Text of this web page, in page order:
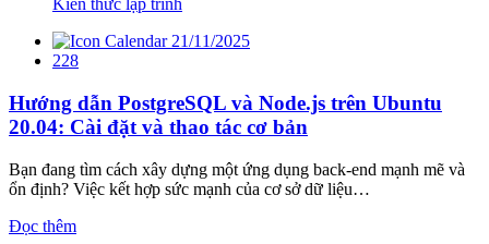
Kiến thức lập trình
21/11/2025
228
Hướng dẫn PostgreSQL và Node.js trên Ubuntu
20.04: Cài đặt và thao tác cơ bản
Bạn đang tìm cách xây dựng một ứng dụng back-end mạnh mẽ và
ổn định? Việc kết hợp sức mạnh của cơ sở dữ liệu…
Đọc thêm